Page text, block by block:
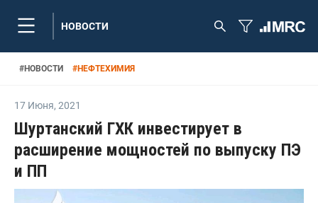
НОВОСТИ
#НОВОСТИ #НЕФТЕХИМИЯ
17 Июня, 2021
Шуртанский ГХК инвестирует в
расширение мощностей по выпуску ПЭ
и ПП